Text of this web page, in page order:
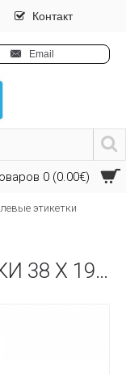
Контакт
Email
0 (0.00€)
этикетки
DYMO 99018 ЭТИКЕТКИ 38 X 190MM